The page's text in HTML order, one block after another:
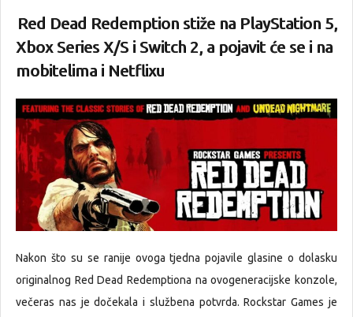
Red Dead Redemption stiže na PlayStation 5,
Xbox Series X/S i Switch 2, a pojavit će se i na
mobitelima i Netflixu
Nakon što su se ranije ovoga tjedna pojavile glasine o dolasku
originalnog Red Dead Redemptiona na ovogeneracijske konzole,
večeras nas je dočekala i službena potvrda. Rockstar Games je